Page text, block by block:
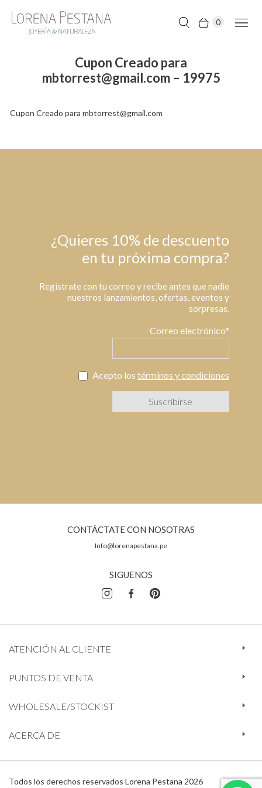
0
Cupon Creado para
mbtorrest@gmail.com – 19975
Cupon Creado para mbtorrest@gmail.com
¿Quieres 10% de descuento
en tu próxima compra?
Regístrate con tu correo y recibe antes que nadie
nuestros lanzamientos, ofertas, eventos y
sorpresas.
Correo electrónico*
Acepto los términos y condiciones
CONTÁCTATE CON NOSOTRAS
Info@lorenapestana.pe
SIGUENOS
ATENCIÓN AL CLIENTE
PUNTOS DE VENTA
WHOLESALE/STOCKIST
ACERCA DE
Todos los derechos reservados Lorena Pestana 2026